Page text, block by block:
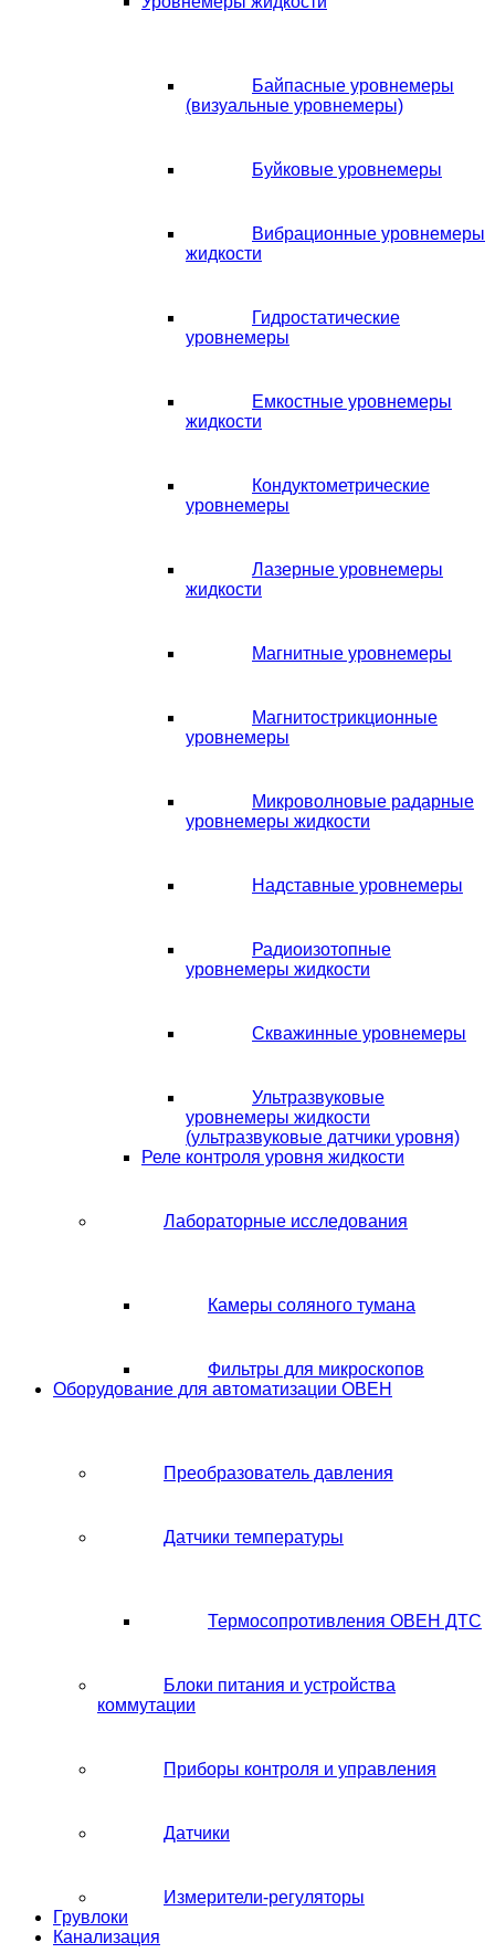
Байпасные уровнемеры
(визуальные уровнемеры)
Буйковые уровнемеры
Вибрационные уровнемеры
жидкости
Гидростатические
уровнемеры
Емкостные уровнемеры
жидкости
Кондуктометрические
уровнемеры
Лазерные уровнемеры
жидкости
Магнитные уровнемеры
Магнитострикционные
уровнемеры
Микроволновые радарные
уровнемеры жидкости
Надставные уровнемеры
Радиоизотопные
уровнемеры жидкости
Скважинные уровнемеры
Ультразвуковые
уровнемеры жидкости
(ультразвуковые датчики уровня)
Реле контроля уровня жидкости
Лабораторные исследования
Камеры соляного тумана
Фильтры для микроскопов
Оборудование для автоматизации ОВЕН
Преобразователь давления
Датчики температуры
Термосопротивления ОВЕН ДТС
Блоки питания и устройства
коммутации
Приборы контроля и управления
Датчики
Измерители-регуляторы
Грувлоки
Канализация